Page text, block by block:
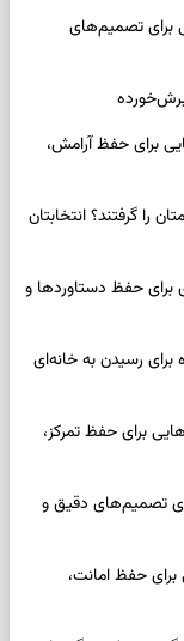
مرداد ۱۴۰۵ | نیت‌هایی برای تصمیم‌های
۱۵ مرداد ۱۴۰۵ | کارت‌هایی برای حفظ آرامش،
گرفتند؟ انتخابتان
پنجشنبه ۱۵ مرداد ۱۴۰۵ | روزی برای حفظ دستاوردها و
برای رسیدن به خانه‌ای
پنجشنبه ۱۵ مرداد ۱۴۰۵ | پیام‌هایی برای حفظ تمرکز،
۱۵ مرداد ۱۴۰۵ | روزی برای تصمیم‌های دقیق و
مرداد ۱۴۰۵ | پیام‌هایی برای حفظ امانت،